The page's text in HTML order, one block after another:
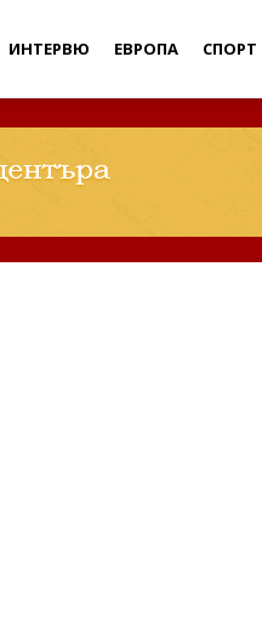
ИНТЕРВЮ ЕВРОПА СПОРТ